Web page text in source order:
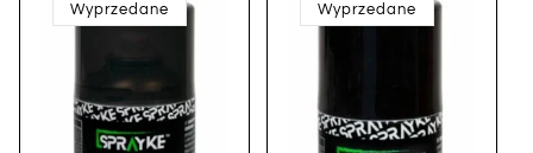
Wyprzedane Wyprzedane